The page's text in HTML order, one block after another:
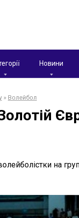
Новини
» Волейбол
на